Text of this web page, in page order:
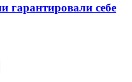
гарантировали себе